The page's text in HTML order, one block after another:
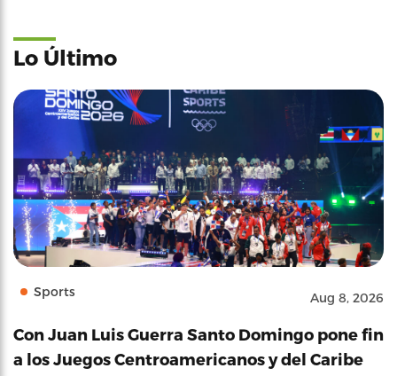
Lo Último
Sports Aug 8, 2026
Con Juan Luis Guerra Santo Domingo pone fin
a los Juegos Centroamericanos y del Caribe